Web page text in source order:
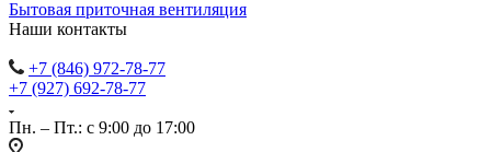
Бытовая приточная вентиляция
Наши контакты
+7 (846) 972-78-77
+7 (927) 692-78-77
Пн. – Пт.: с 9:00 до 17:00